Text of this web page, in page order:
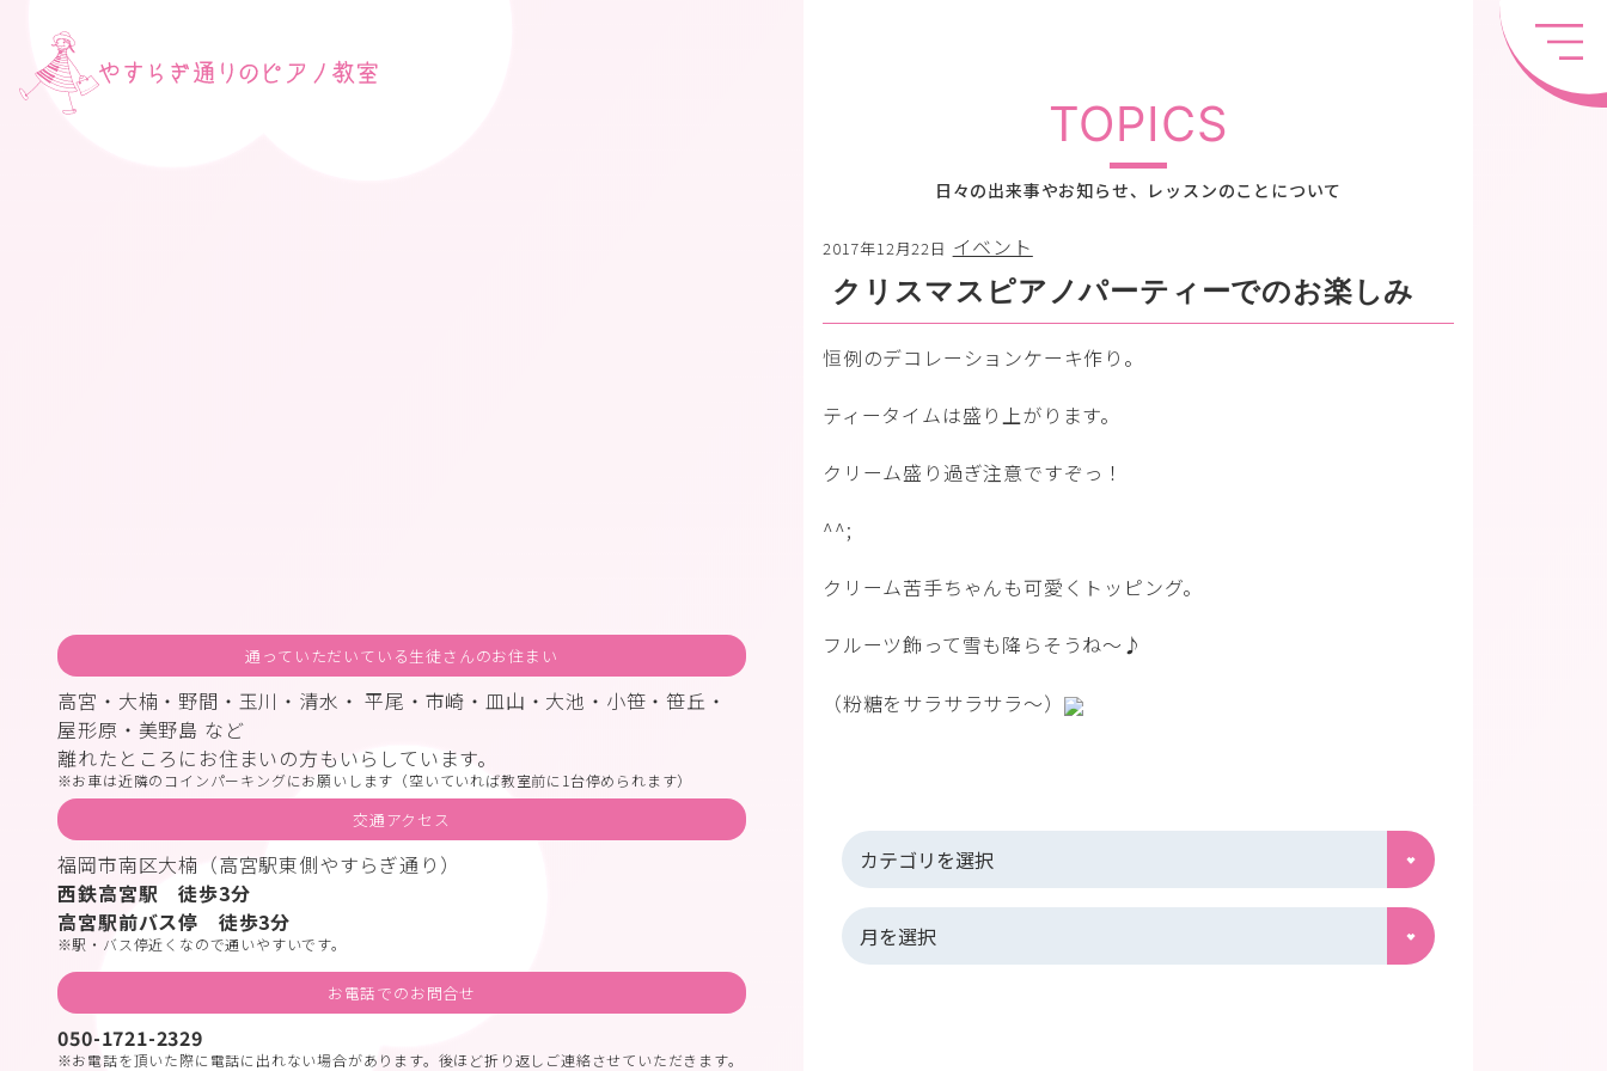
TOPICS
日々の出来事やお知らせ、レッスンのことについて
2017年12月22日 イベント
クリスマスピアノパーティーでのお楽しみ
恒例のデコレーションケーキ作り。
ティータイムは盛り上がります。
クリーム盛り過ぎ注意ですぞっ！
^^;
クリーム苦手ちゃんも可愛くトッピング。
フルーツ飾って雪も降らそうね～♪
（粉糖をサラサラサラ〜）
通っていただいている生徒さんのお住まい
高宮・大楠・野間・玉川・清水・ 平尾・市崎・皿山・大池・小笹・笹丘・
屋形原・美野島 など
離れたところにお住まいの方もいらしています。
お車は近隣のコインパーキングにお願いします（空いていれば教室前に1台停められます）
交通アクセス
福岡市南区大楠（高宮駅東側やすらぎ通り）
西鉄高宮駅 徒歩3分
高宮駅前バス停 徒歩3分
駅・バス停近くなので通いやすいです。
お電話でのお問合せ
050-1721-2329
お電話を頂いた際に電話に出れない場合があります。後ほど折り返しご連絡させていただきます。